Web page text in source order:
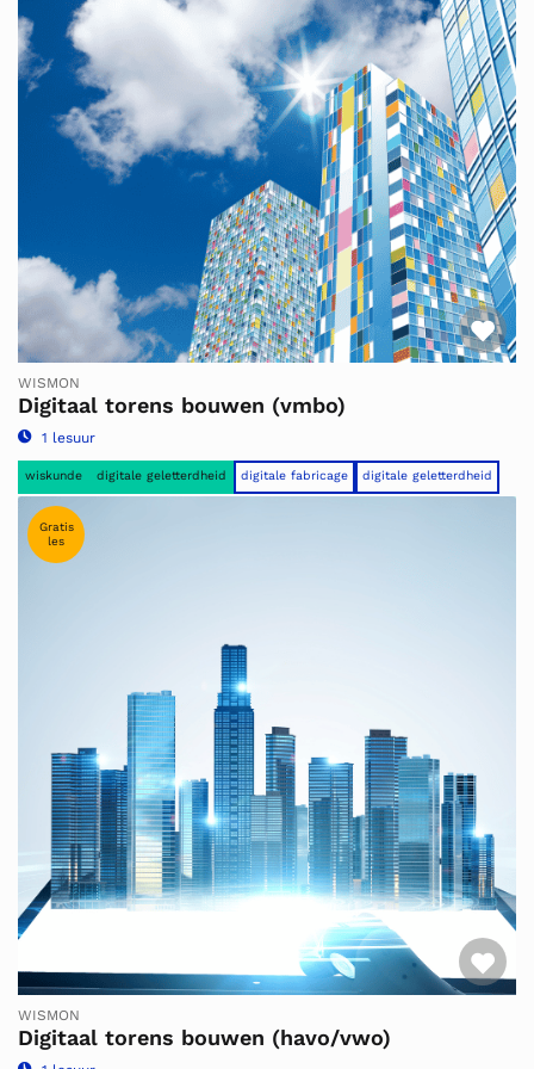
WISMON
Digitaal torens bouwen (vmbo)
1 lesuur
wiskunde digitale geletterdheid digitale fabricage digitale geletterdheid
Gratis
les
WISMON
Digitaal torens bouwen (havo/vwo)